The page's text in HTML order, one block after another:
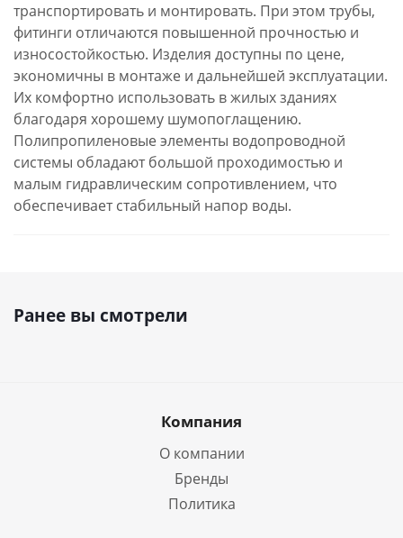
транспортировать и монтировать. При этом трубы,
фитинги отличаются повышенной прочностью и
износостойкостью. Изделия доступны по цене,
экономичны в монтаже и дальнейшей эксплуатации.
Их комфортно использовать в жилых зданиях
благодаря хорошему шумопоглащению.
Полипропиленовые элементы водопроводной
системы обладают большой проходимостью и
малым гидравлическим сопротивлением, что
обеспечивает стабильный напор воды.
Ранее вы смотрели
Компания
О компании
Бренды
Политика